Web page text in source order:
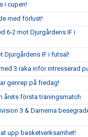
i cupen!
med förlust!
6-2 mot Djurgårdens IF i
Djurgårdens IF i futsal!
3 raka inför intresserad
genrep på fredag!
årets första träningsmatch
3 & Damerna
upp basketverksamhet!